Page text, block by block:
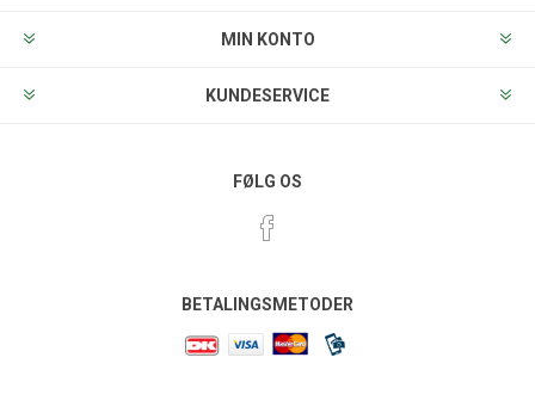
MIN KONTO
KUNDESERVICE
FØLG OS
BETALINGSMETODER